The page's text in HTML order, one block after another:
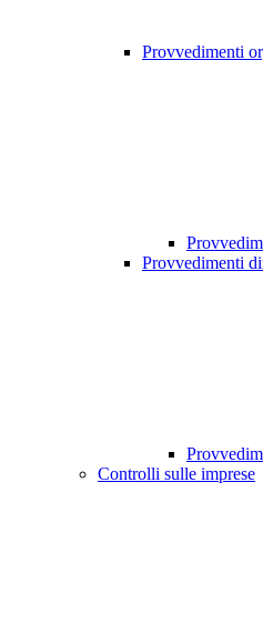
Provvedimenti
Provvedimenti
Controlli sulle imprese